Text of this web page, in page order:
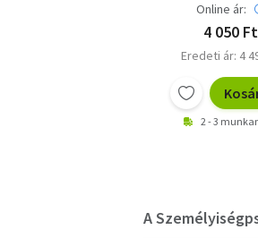
Online ár:
4 050 Ft
Eredeti ár: 4
2 - 3
A